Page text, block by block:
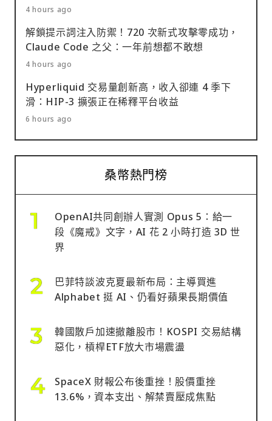
4 hours ago
解鎖提示詞注入防禦！720 次新式攻擊零成功，
Claude Code 之父：一年前想都不敢想
4 hours ago
Hyperliquid 交易量創新高，收入卻連 4 季下
滑：HIP-3 擴張正在稀釋平台收益
6 hours ago
桑幣熱門榜
OpenAI共同創辦人實測 Opus 5：給一
段《魔戒》文字，AI 花 2 小時打造 3D 世
界
巴菲特談波克夏最新布局：主導買進
Alphabet 挺 AI、仍看好蘋果長期價值
韓國散戶加速撤離股市！KOSPI 交易結構
惡化，槓桿ETF放大市場震盪
SpaceX 財報公布後重挫！股價重挫
13.6%，資本支出、解禁賣壓成焦點